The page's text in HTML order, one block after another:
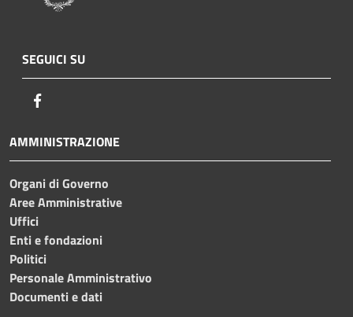
SEGUICI SU
AMMINISTRAZIONE
Organi di Governo
Aree Amministrative
Uffici
Enti e fondazioni
Politici
Personale Amministrativo
Documenti e dati